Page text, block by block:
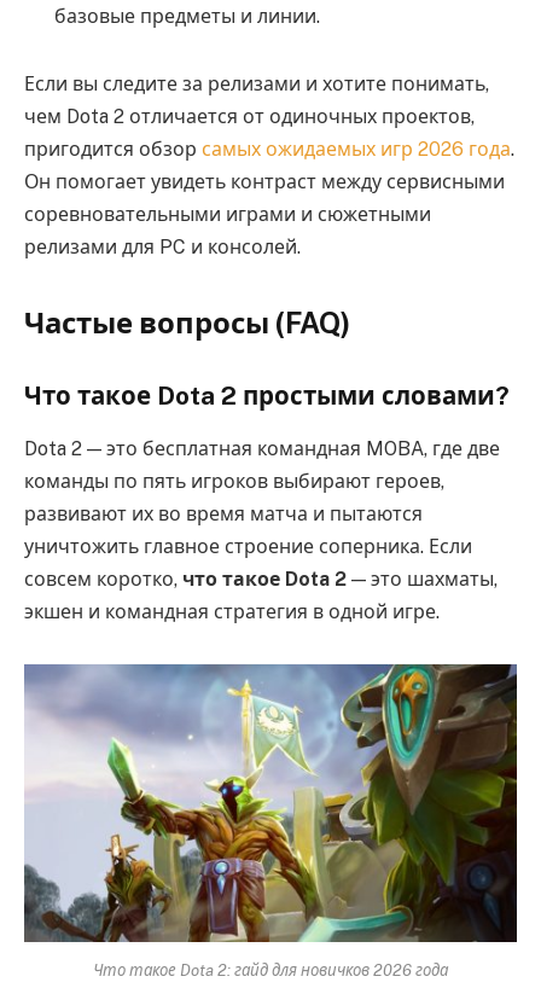
базовые предметы и линии.
Если вы следите за релизами и хотите понимать,
чем Dota 2 отличается от одиночных проектов,
пригодится обзор самых ожидаемых игр 2026 года.
Он помогает увидеть контраст между сервисными
соревновательными играми и сюжетными
релизами для PC и консолей.
Частые вопросы (FAQ)
Что такое Dota 2 простыми словами?
Dota 2 — это бесплатная командная MOBA, где две
команды по пять игроков выбирают героев,
развивают их во время матча и пытаются
уничтожить главное строение соперника. Если
совсем коротко, что такое Dota 2 — это шахматы,
экшен и командная стратегия в одной игре.
Что такое Dota 2: гайд для новичков 2026 года